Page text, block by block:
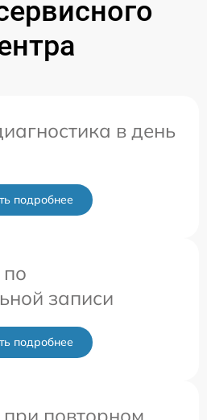
в день
подробнее
записи
подробнее
повторном